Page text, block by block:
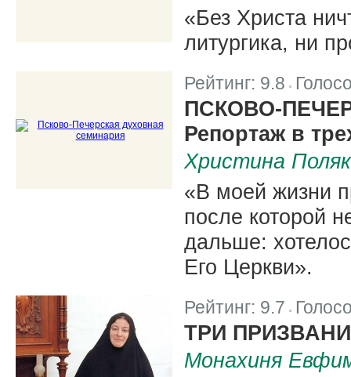
«Без Христа
литургика, ни
Рейтинг: 9.8 |
ПСКОВО-
Репортаж в
Христина
«В моей жизни
после которой
дальше:
Его Церкви».
Рейтинг: 9.7 |
ТРИ
Монахиня